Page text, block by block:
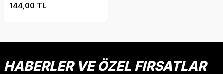
144,00 TL
HABERLER VE ÖZEL FIRSATLAR